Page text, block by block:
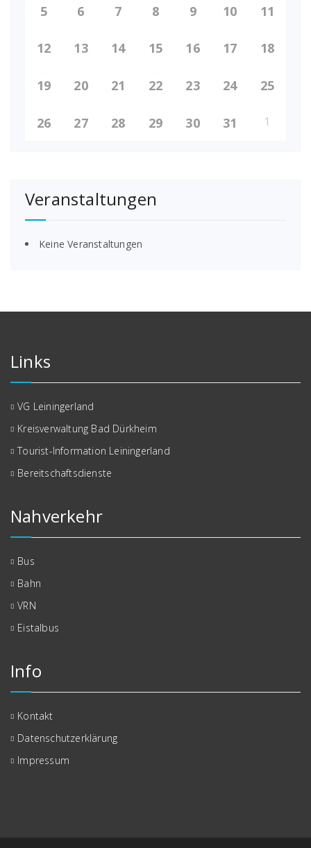
5 6 7 8 9 10 11
12 13 14 15 16 17 18
19 20 21 22 23 24 25
26 27 28 29 30 31 1
Veranstaltungen
Keine Veranstaltungen
Links
VG Leiningerland
Kreisverwaltung Bad Dürkheim
Tourist-Information Leiningerland
Bereitschaftsdienste
Nahverkehr
Bus
Bahn
VRN
Eistalbus
Info
Kontakt
Datenschutzerklärung
Impressum